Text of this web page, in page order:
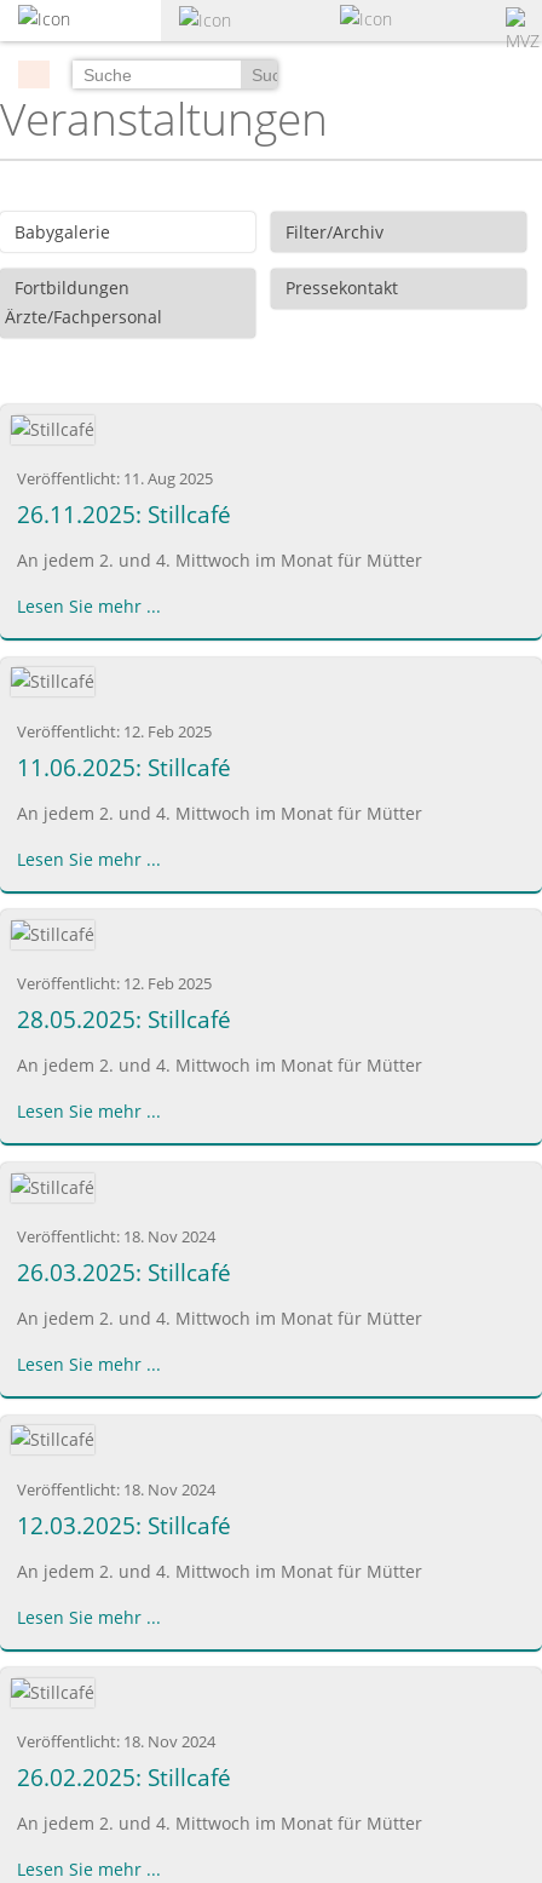
zum
Hauptinhalt
Suchen
Veranstaltungen
Babygalerie Filter/Archiv
Fortbildungen
Ärzte/Fachpersonal
Pressekontakt
Veröffentlicht: 11. Aug 2025
26.11.2025: Stillcafé
An jedem 2. und 4. Mittwoch im Monat für Mütter
Lesen Sie mehr ...
Veröffentlicht: 12. Feb 2025
11.06.2025: Stillcafé
An jedem 2. und 4. Mittwoch im Monat für Mütter
Lesen Sie mehr ...
Veröffentlicht: 12. Feb 2025
28.05.2025: Stillcafé
An jedem 2. und 4. Mittwoch im Monat für Mütter
Lesen Sie mehr ...
Veröffentlicht: 18. Nov 2024
26.03.2025: Stillcafé
An jedem 2. und 4. Mittwoch im Monat für Mütter
Lesen Sie mehr ...
Veröffentlicht: 18. Nov 2024
12.03.2025: Stillcafé
An jedem 2. und 4. Mittwoch im Monat für Mütter
Lesen Sie mehr ...
Veröffentlicht: 18. Nov 2024
26.02.2025: Stillcafé
An jedem 2. und 4. Mittwoch im Monat für Mütter
Lesen Sie mehr ...